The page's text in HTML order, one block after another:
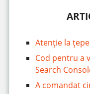
Atenție la
Cod pentru a
Search
A comandat